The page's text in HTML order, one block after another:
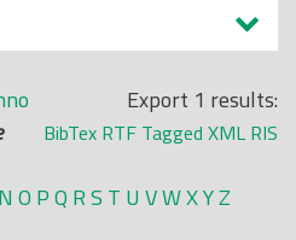
Export 1 results:
BibTex RTF Tagged XML RIS
N O PQ RS T U VWXYZ